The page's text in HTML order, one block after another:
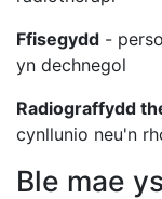
Ffisegydd -
yn dechnegol
Radiograffydd
cynllunio neu'n
Ble mae